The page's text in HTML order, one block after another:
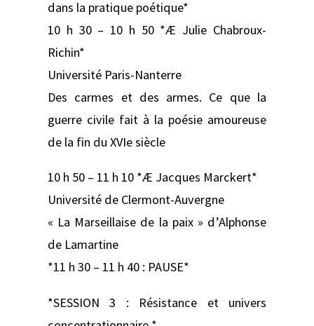
dans la pratique poétique*
10 h 30 – 10 h 50 *Æ Julie Chabroux-
Richin*
Université Paris-Nanterre
Des carmes et des armes. Ce que la
guerre civile fait à la poésie amoureuse
de la fin du XVIe siècle
10 h 50 – 11 h 10 *Æ Jacques Marckert*
Université de Clermont-Auvergne
« La Marseillaise de la paix » d’Alphonse
de Lamartine
*11 h 30 – 11 h 40 : PAUSE*
*SESSION 3 : Résistance et univers